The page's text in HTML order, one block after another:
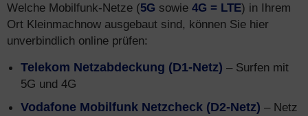
Welche Mobilfunk-Netze (5G sowie 4G = LTE) in Ihrem
Ort Kleinmachnow ausgebaut sind, können Sie hier
unverbindlich online prüfen:
Telekom Netzabdeckung (D1-Netz) – Surfen mit
5G und 4G
Vodafone Mobilfunk Netzcheck (D2-Netz) – Netz